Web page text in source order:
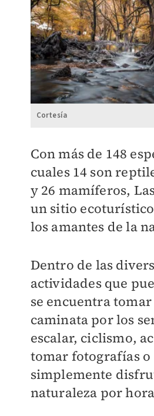
Cortesía
Con más de 148
cuales 14 son
y 26 mamíferos,
un sitio
los amantes de la
Dentro de las
actividades que
se encuentra
caminata por los
escalar, ciclismo,
tomar fotografías o
simplemente
naturaleza por